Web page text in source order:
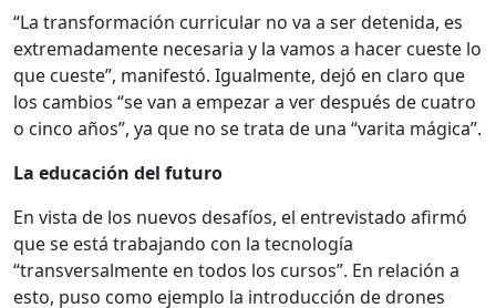
“La transformación curricular no va a ser detenida, es
extremadamente necesaria y la vamos a hacer cueste lo
que cueste”, manifestó. Igualmente, dejó en claro que
los cambios “se van a empezar a ver después de cuatro
o cinco años”, ya que no se trata de una “varita mágica”.
La educación del futuro
En vista de los nuevos desafíos, el entrevistado afirmó
que se está trabajando con la tecnología
“transversalmente en todos los cursos”. En relación a
esto, puso como ejemplo la introducción de drones